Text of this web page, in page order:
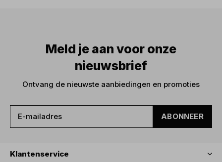
Meld je aan voor onze
nieuwsbrief
Ontvang de nieuwste aanbiedingen en promoties
ABONNEER
Klantenservice